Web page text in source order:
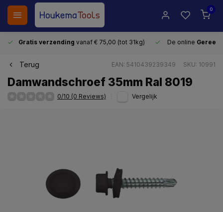
0
Gratis verzending vanaf € 75,00 (tot 31kg) De online
Terug EAN: 5410439239349 SKU: 10991
Damwandschroef 35mm Ral 8019
0/10 (0 Reviews) Vergelijk